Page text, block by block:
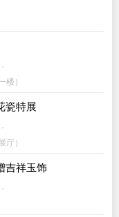
-
）
瓷特展
-
）
吉祥玉饰
-